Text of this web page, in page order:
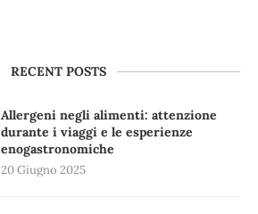
RECENT POSTS
Allergeni negli alimenti: attenzione
durante i viaggi e le esperienze
enogastronomiche
20 Giugno 2025